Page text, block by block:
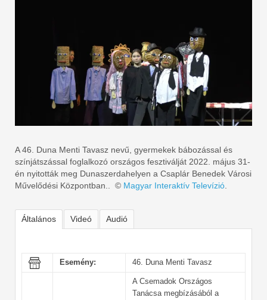
A 46. Duna Menti Tavasz nevű, gyermekek bábozással és
színjátszással foglalkozó országos fesztiválját 2022. május 31-
én nyitották meg Dunaszerdahelyen a Csaplár Benedek Városi
Művelődési Központban.. © Magyar Interaktív Televízió
Általános Videó Audió
Esemény: 46. Duna Menti Tavasz
A Csemadok Országos
Tanácsa megbízásából a